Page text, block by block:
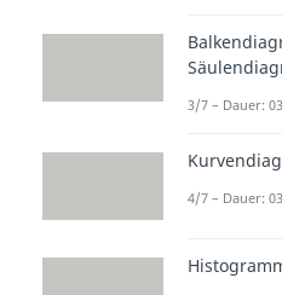
Setze
alle
Studyflix
3/7 – Dauer:
4/7 – Dauer: